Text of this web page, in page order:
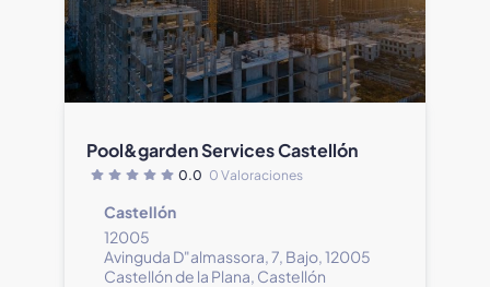
Pool&garden Services Castellón
0.0 0 Valoraciones
Castellón
12005
Avinguda D"almassora, 7, Bajo, 12005
Castellón de la Plana, Castellón